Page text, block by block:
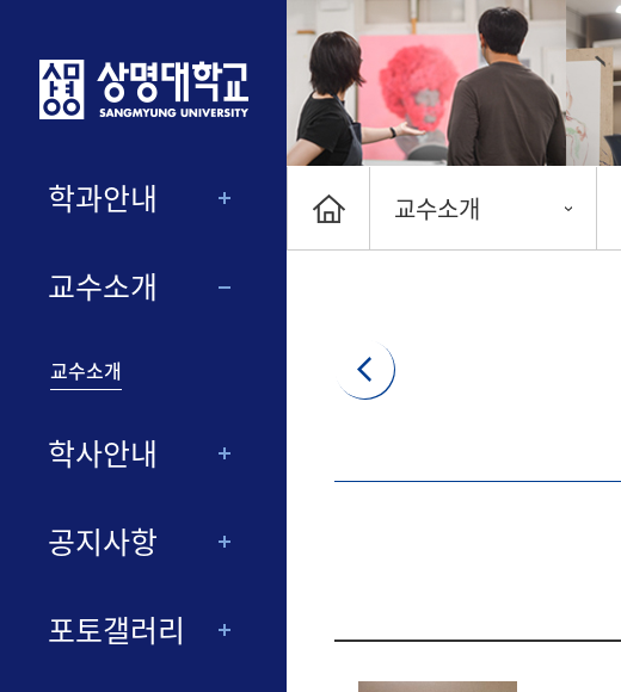
학과안내
교수소개
교수소개
학사안내
공지사항
포토갤러리
교수소개